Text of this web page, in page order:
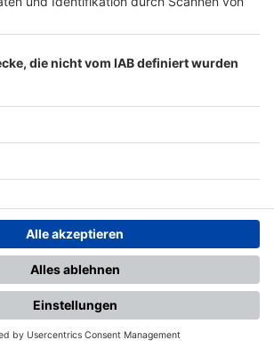
Datenschutz Impressum